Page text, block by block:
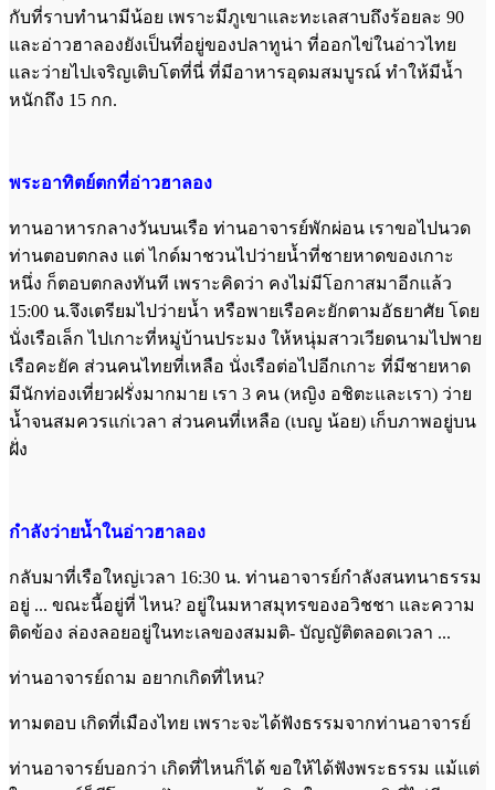
กับที่ราบทำนามีน้อย เพราะมีภูเขาและทะเลสาบถึงร้อยละ 90
และอ่าวฮาลองยังเป็นที่อยู่ของปลาทูน่า ที่ออกไข่ในอ่าวไทย
และว่ายไปเจริญเติบโตที่นี่ ที่มีอาหารอุดมสมบูรณ์ ทำให้มีน้ำ
หนักถึง 15 กก.
พระอาทิตย์ตกที่อ่าวฮาลอง
ทานอาหารกลางวันบนเรือ ท่านอาจารย์พักผ่อน เราขอไปนวด
ท่านตอบตกลง แต่ ไกด์มาชวนไปว่ายน้ำที่ชายหาดของเกาะ
หนึ่ง ก็ตอบตกลงทันที เพราะคิดว่า คงไม่มีโอกาสมาอีกแล้ว
15:00 น.จึงเตรียมไปว่ายน้ำ หรือพายเรือคะยักตามอัธยาศัย โดย
นั่งเรือเล็ก ไปเกาะที่หมู่บ้านประมง ให้หนุ่มสาวเวียดนามไปพาย
เรือคะยัค ส่วนคนไทยที่เหลือ นั่งเรือต่อไปอีกเกาะ ที่มีชายหาด
มีนักท่องเที่ยวฝรั่งมากมาย เรา 3 คน (หญิง อชิตะและเรา) ว่าย
น้ำจนสมควรแก่เวลา ส่วนคนที่เหลือ (เบญ น้อย) เก็บภาพอยู่บน
ฝั่ง
กำลังว่ายน้ำในอ่าวฮาลอง
กลับมาที่เรือใหญ่เวลา 16:30 น. ท่านอาจารย์กำลังสนทนาธรรม
อยู่ ... ขณะนี้อยู่ที่ ไหน? อยู่ในมหาสมุทรของอวิชชา และความ
ติดข้อง ล่องลอยอยู่ในทะเลของสมมติ- บัญญัติตลอดเวลา ...
ท่านอาจารย์ถาม อยากเกิดที่ไหน?
ทามตอบ เกิดที่เมืองไทย เพราะจะได้ฟังธรรมจากท่านอาจารย์
ท่านอาจารย์บอกว่า เกิดที่ไหนก็ได้ ขอให้ได้ฟังพระธรรม แม้แต่